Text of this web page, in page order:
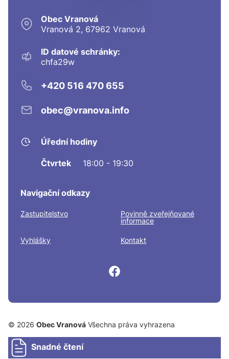
Obec Vranová
Vranová 2, 67962 Vranová
ID datové schránky:
chfa29w
+420 516 470 655
obec@vranova.info
Úřední hodiny
Čtvrtek 18:00 - 19:30
Navigační odkazy
Zastupitelstvo
Povinně zveřejňované
informace
Vyhlášky Kontakt
© 2026 Obec Vranová Všechna práva vyhrazena
Snadné čtení